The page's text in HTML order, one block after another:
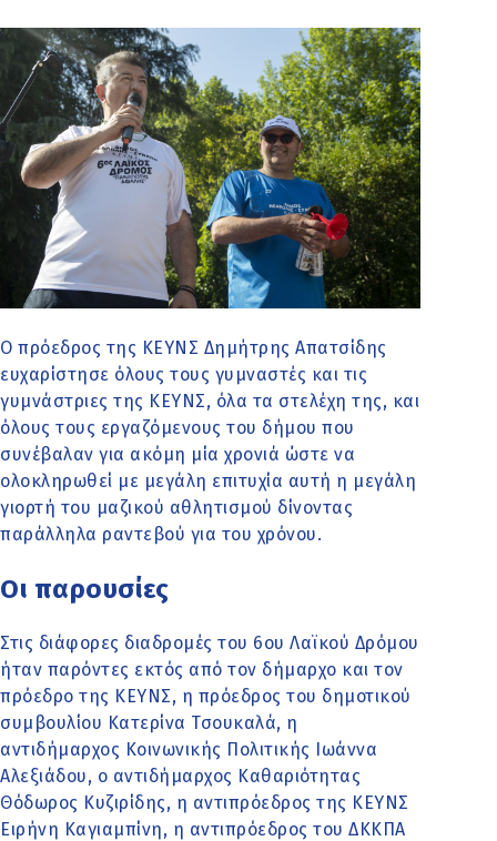
Ο πρόεδρος της ΚΕΥΝΣ Δημήτρης Απατσίδης
ευχαρίστησε όλους τους γυμναστές και τις
γυμνάστριες της ΚΕΥΝΣ, όλα τα στελέχη της, και
όλους τους εργαζόμενους του δήμου που
συνέβαλαν για ακόμη μία χρονιά ώστε να
ολοκληρωθεί με μεγάλη επιτυχία αυτή η μεγάλη
γιορτή του μαζικού αθλητισμού δίνοντας
παράλληλα ραντεβού για του χρόνου.
Οι παρουσίες
Στις διάφορες διαδρομές του 6ου Λαϊκού Δρόμου
ήταν παρόντες εκτός από τον δήμαρχο και τον
πρόεδρο της ΚΕΥΝΣ, η πρόεδρος του δημοτικού
συμβουλίου Κατερίνα Τσουκαλά, η
αντιδήμαρχος Κοινωνικής Πολιτικής Ιωάννα
Αλεξιάδου, ο αντιδήμαρχος Καθαριότητας
Θόδωρος Κυζιρίδης, η αντιπρόεδρος της ΚΕΥΝΣ
Ειρήνη Καγιαμπίνη, η αντιπρόεδρος του ΔΚΚΠΑ